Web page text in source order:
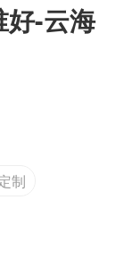
好-云海
制